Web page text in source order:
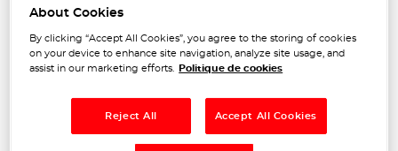
2 GARAGE LAINE
34 Rue des Châtelets
Fermé actuellement
About Cookies
By clicking “Accept All Cookies”, you agree to the storing of cookies
on your device to enhance site navigation, analyze site usage, and
assist in our marketing efforts.
Politique de cookies
Reject All Accept All Cookies